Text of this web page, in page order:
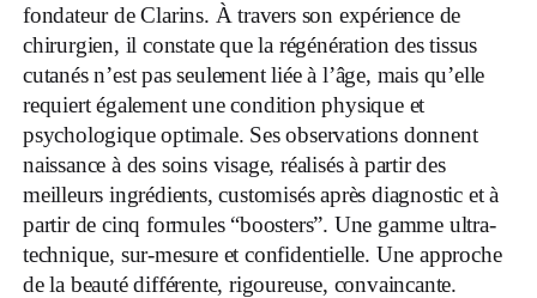
fondateur de Clarins. À travers son expérience de
chirurgien, il constate que la régénération des tissus
cutanés n’est pas seulement liée à l’âge, mais qu’elle
requiert également une condition physique et
psychologique optimale. Ses observations donnent
naissance à des soins visage, réalisés à partir des
meilleurs ingrédients, customisés après diagnostic et à
partir de cinq formules “boosters”. Une gamme ultra-
technique, sur-mesure et confidentielle. Une approche
de la beauté différente, rigoureuse, convaincante.